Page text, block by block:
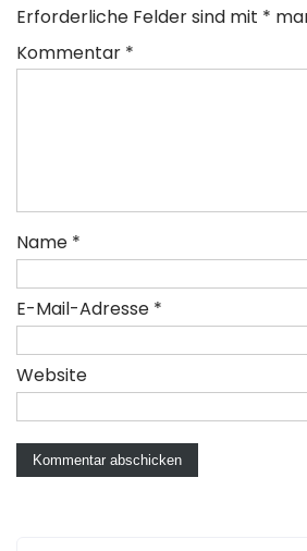
Erforderliche Felder sind mit *
Kommentar *
Name *
E-Mail-Adresse *
Website